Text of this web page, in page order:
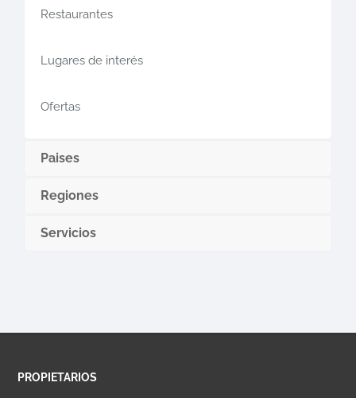
Restaurantes
Lugares de interés
Ofertas
Paises
Regiones
Servicios
PROPIETARIOS